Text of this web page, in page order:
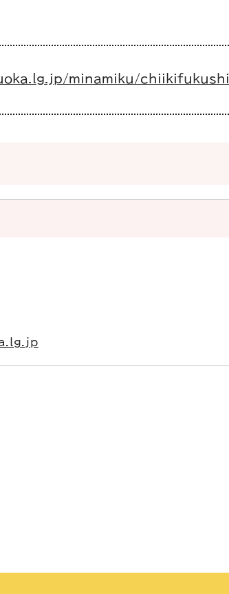
minamiku/